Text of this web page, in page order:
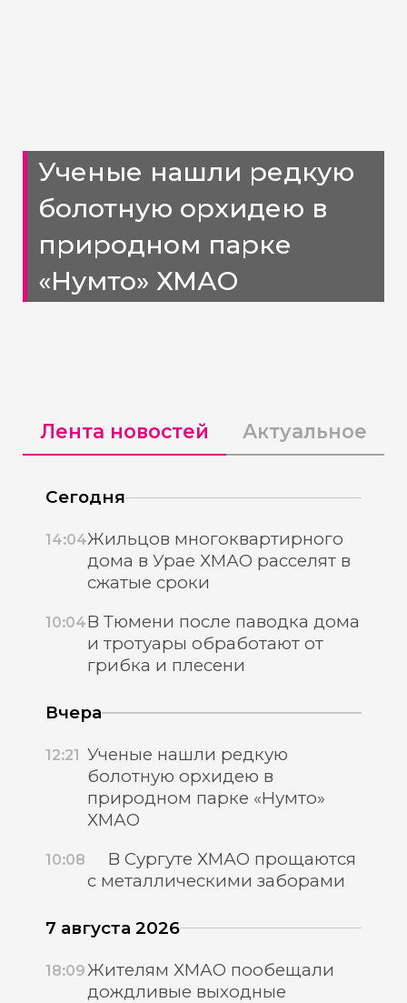
Ученые нашли редкую
болотную орхидею в
природном парке
«Нумто» ХМАО
Лента новостей Актуальное
Сегодня
14:04Жильцов многоквартирного
дома в Урае ХМАО расселят в
сжатые сроки
10:04В Тюмени после паводка дома
и тротуары обработают от
грибка и плесени
Вчера
12:21 Ученые нашли редкую
болотную орхидею в
природном парке «Нумто»
ХМАО
10:08
В Сургуте ХМАО прощаются
с металлическими заборами
7 августа 2026
18:09 Жителям ХМАО пообещали
дождливые выходные